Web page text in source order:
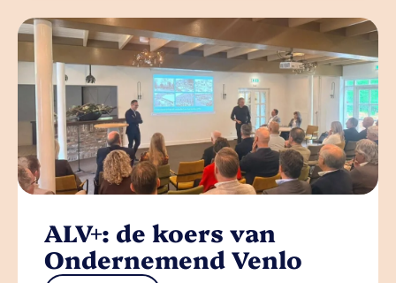
ALV+: de koers van
Ondernemend Venlo